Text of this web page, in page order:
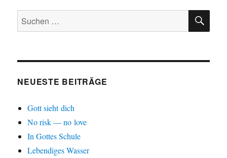
Suchen
nach:
NEUESTE BEITRÄGE
Gott sieht dich
No risk — no love
In Gottes Schule
Lebendiges Wasser